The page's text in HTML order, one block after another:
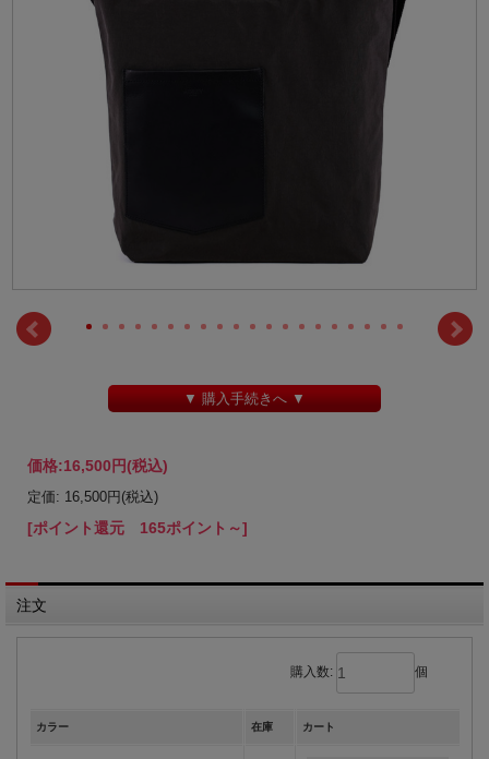
▼ 購入手続きへ ▼
価格:16,500円(税込)
定価: 16,500円(税込)
[ポイント還元 165ポイント～]
注文
購入数: 個
カラー 在庫 カート